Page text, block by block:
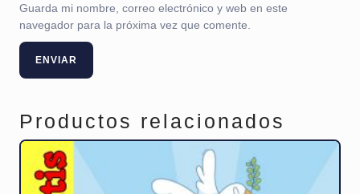
Guarda mi nombre, correo electrónico y web en este
navegador para la próxima vez que comente.
Productos relacionados